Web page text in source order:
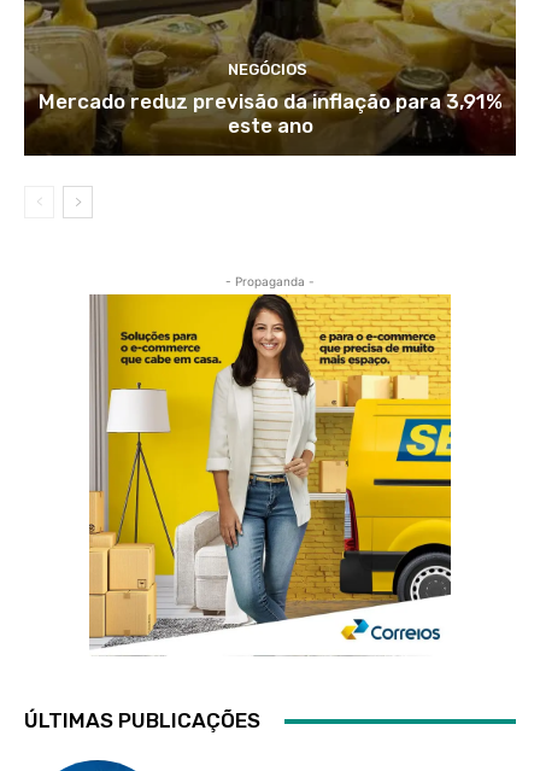
NEGÓCIOS
Mercado reduz previsão da inflação para 3,91%
este ano
- Propaganda -
ÚLTIMAS PUBLICAÇÕES